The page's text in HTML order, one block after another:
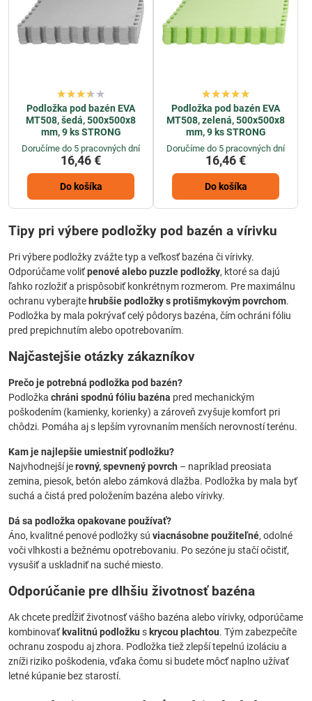
Podložka pod bazén EVA
MT508, šedá, 500x500x8
mm, 9 ks STRONG
Doručíme do 5 pracovných dní
16,46 €
Do košíka
Podložka pod bazén EVA
MT508, zelená, 500x500x8
mm, 9 ks STRONG
Doručíme do 5 pracovných dní
16,46 €
Do košíka
Tipy pri výbere podložky pod bazén a vírivku
Pri výbere podložky zvážte typ a veľkosť bazéna či vírivky.
Odporúčame voliťpenové alebo puzzle podložky, ktoré sa dajú
ľahko rozložiť a prispôsobiť konkrétnym rozmerom. Pre maximálnu
ochranu vyberajtehrubšie podložky s protišmykovým povrchom.
Podložka by mala pokrývať celý pôdorys bazéna, čím ochráni fóliu
pred prepichnutím alebo opotrebovaním.
Najčastejšie otázky zákazníkov
Prečo je potrebná podložka pod bazén?
Podložka chráni spodnú fóliu bazéna pred mechanickým
poškodením (kamienky, korienky) a zároveň zvyšuje komfort pri
chôdzi. Pomáha aj s lepším vyrovnaním menších nerovností terénu.
Kam je najlepšie umiestniť podložku?
Najvhodnejší jerovný, spevnený povrch – napríklad preosiata
zemina, piesok, betón alebo zámková dlažba. Podložka by mala byť
suchá a čistá pred položením bazéna alebo vírivky.
Dá sa podložka opakovane používať?
Áno, kvalitné penové podložky sú viacnásobne použiteľné, odolné
voči vlhkosti a bežnému opotrebovaniu. Po sezóne ju stačí očistiť,
vysušiť a uskladniť na suché miesto.
Odporúčanie pre dlhšiu životnosť bazéna
Ak chcete predĺžiť životnosť vášho bazéna alebo vírivky, odporúčame
kombinovaťkvalitnú podložku skrycou plachtou. Tým zabezpečíte
ochranu zospodu aj zhora. Podložka tiež zlepší tepelnú izoláciu a
zníži riziko poškodenia, vďaka čomu si budete môcť naplno užívať
letné kúpanie bez starostí.